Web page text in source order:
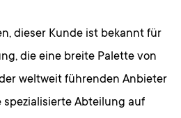
dieser Kunde ist bekannt für
die eine breite Palette von
weltweit führenden Anbieter
Abteilung auf